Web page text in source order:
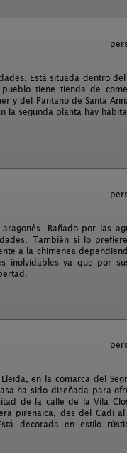
Está situada dentro
tiene tienda de
y del Pantano de Santa
la segunda planta hay
Bañado por las
También si lo
a la chimenea
inolvidables ya que por
en la comarca del
ha sido diseñada para
de la calle de la Vila
pirenaica, des del Cadí al
decorada en estilo